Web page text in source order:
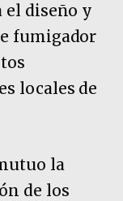
el diseño y
fumigador
locales de
la
de los